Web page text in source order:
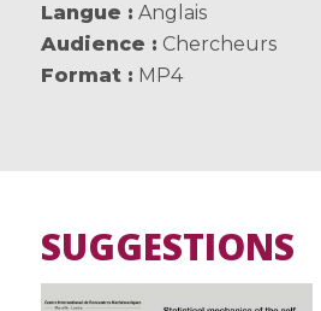
Langue
Anglais
Audience
Chercheurs
Format
MP4
SUGGESTIONS